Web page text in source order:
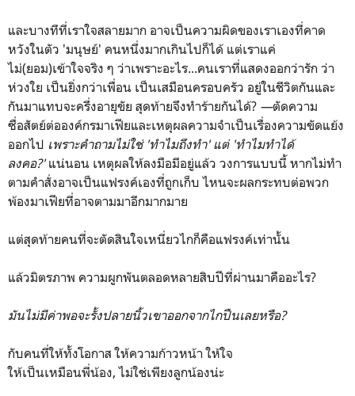
และบางทีที่เราใจสลายมาก อาจเป็นความผิดของเราเองที่คาด
หวังในตัว 'มนุษย์' คนหนึ่งมากเกินไปก็ได้ แต่เราแค่
ไม่(ยอม)เข้าใจจริง ๆ ว่าเพราะอะไร...คนเราที่แสดงออกว่ารัก ว่า
ห่วงใย เป็นยิ่งกว่าเพื่อน เป็นเสมือนครอบครัว อยู่ในชีวิตกันและ
กันมาแทบจะครึ่งอายุขัย สุดท้ายจึงทำร้ายกันได้? —ตัดความ
ซื่อสัตย์ต่อองค์กรมาเฟียและเหตุผลความจำเป็นเรื่องความขัดแย้ง
ออกไป เพราะคำถามไม่ใช่ 'ทำไมถึงทำ' แต่ 'ทำไมทำได้
ลงคอ?'แน่นอน เหตุผลให้ลงมือมีอยู่แล้ว วงการแบบนี้ หากไม่ทำ
ตามคำสั่งอาจเป็นแฟรงค์เองที่ถูกเก็บ ไหนจะผลกระทบต่อพวก
พ้องมาเฟียที่อาจตามมาอีกมากมาย
แต่สุดท้ายคนที่จะตัดสินใจเหนี่ยวไกก็คือแฟรงค์เท่านั้น
แล้วมิตรภาพ ความผูกพันตลอดหลายสิบปีที่ผ่านมาคืออะไร?
มันไม่มีค่าพอจะรั้งปลายนิ้วเขาออกจากไกปืนเลยหรือ?
กับคนที่ให้ทั้งโอกาส ให้ความก้าวหน้า ให้ใจ
ให้เป็นเหมือนพี่น้อง, ไม่ใช่เพียงลูกน้องน่ะ